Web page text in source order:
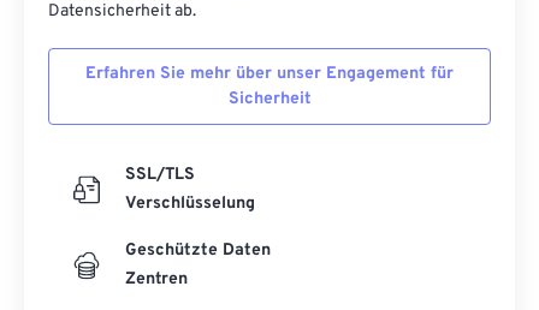
Datensicherheit ab.
Erfahren Sie mehr über unser Engagement für
Sicherheit
SSL/TLS
Verschlüsselung
Geschützte Daten
Zentren